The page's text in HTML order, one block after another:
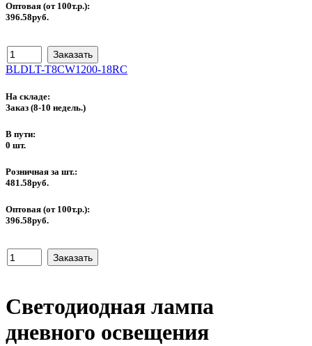
Оптовая (от 100т.р.):
396.58руб.
BLDLT-T8CW1200-18RC
На складе:
Заказ (8-10 недель.)
В пути:
0 шт.
Розничная за шт.:
481.58руб.
Оптовая (от 100т.р.):
396.58руб.
Светодиодная лампа
дневного освещения